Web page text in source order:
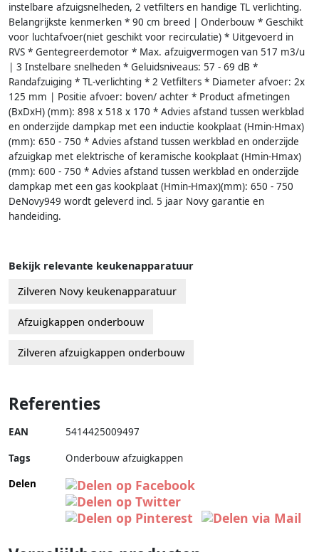
instelbare afzuigsnelheden, 2 vetfilters en handige TL verlichting.
Belangrijkste kenmerken * 90 cm breed | Onderbouw * Geschikt
voor luchtafvoer(niet geschikt voor recirculatie) * Uitgevoerd in
RVS * Gentegreerdemotor * Max. afzuigvermogen van 517 m3/u
| 3 Instelbare snelheden * Geluidsniveaus: 57 - 69 dB *
Randafzuiging * TL-verlichting * 2 Vetfilters * Diameter afvoer: 2x
125 mm | Positie afvoer: boven/ achter * Product afmetingen
(BxDxH) (mm): 898 x 518 x 170 * Advies afstand tussen werkblad
en onderzijde dampkap met een inductie kookplaat (Hmin-Hmax)
(mm): 650 - 750 * Advies afstand tussen werkblad en onderzijde
afzuigkap met elektrische of keramische kookplaat (Hmin-Hmax)
(mm): 600 - 750 * Advies afstand tussen werkblad en onderzijde
dampkap met een gas kookplaat (Hmin-Hmax)(mm): 650 - 750
DeNovy949 wordt geleverd incl. 5 jaar Novy garantie en
handeiding.
Bekijk relevante keukenapparatuur
Zilveren Novy keukenapparatuur
Afzuigkappen onderbouw
Zilveren afzuigkappen onderbouw
Referenties
EAN 5414425009497
Tags
Onderbouw afzuigkappen
Delen